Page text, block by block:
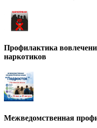
Профилактика
наркотиков
Межведомственная